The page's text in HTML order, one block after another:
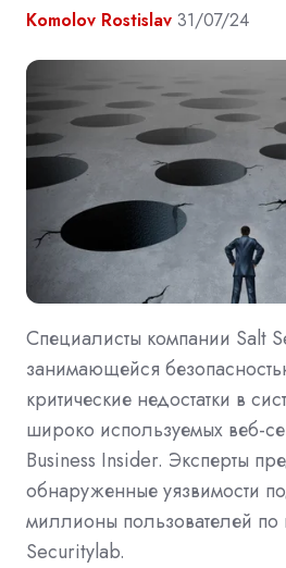
Komolov Rostislav 31/07/24
Специалисты компании Salt
занимающейся
критические недостатки в
широко используемых веб-
Business Insider. Эксперты
обнаруженные уязвимости
миллионы пользователей
Securitylab.